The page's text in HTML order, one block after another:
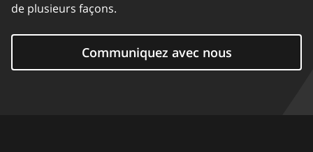
de plusieurs façons.
Communiquez avec nous